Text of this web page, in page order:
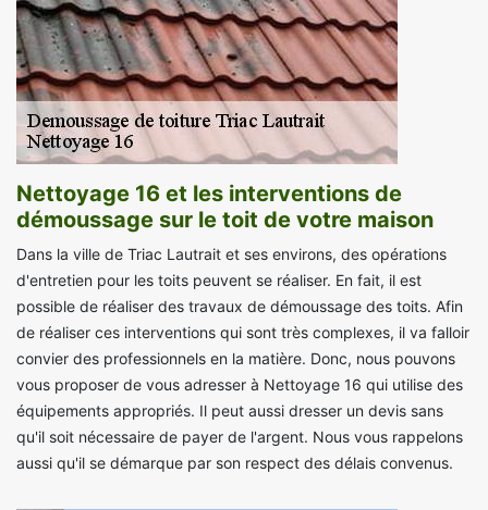
Nettoyage 16 et les interventions de
démoussage sur le toit de votre maison
Dans la ville de Triac Lautrait et ses environs, des opérations
d'entretien pour les toits peuvent se réaliser. En fait, il est
possible de réaliser des travaux de démoussage des toits. Afin
de réaliser ces interventions qui sont très complexes, il va falloir
convier des professionnels en la matière. Donc, nous pouvons
vous proposer de vous adresser à Nettoyage 16 qui utilise des
équipements appropriés. Il peut aussi dresser un devis sans
qu'il soit nécessaire de payer de l'argent. Nous vous rappelons
aussi qu'il se démarque par son respect des délais convenus.